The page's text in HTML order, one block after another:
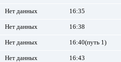
Нет данных 16:35
Нет данных 16:38
Нет данных 16:40(путь 1)
Нет данных 16:43